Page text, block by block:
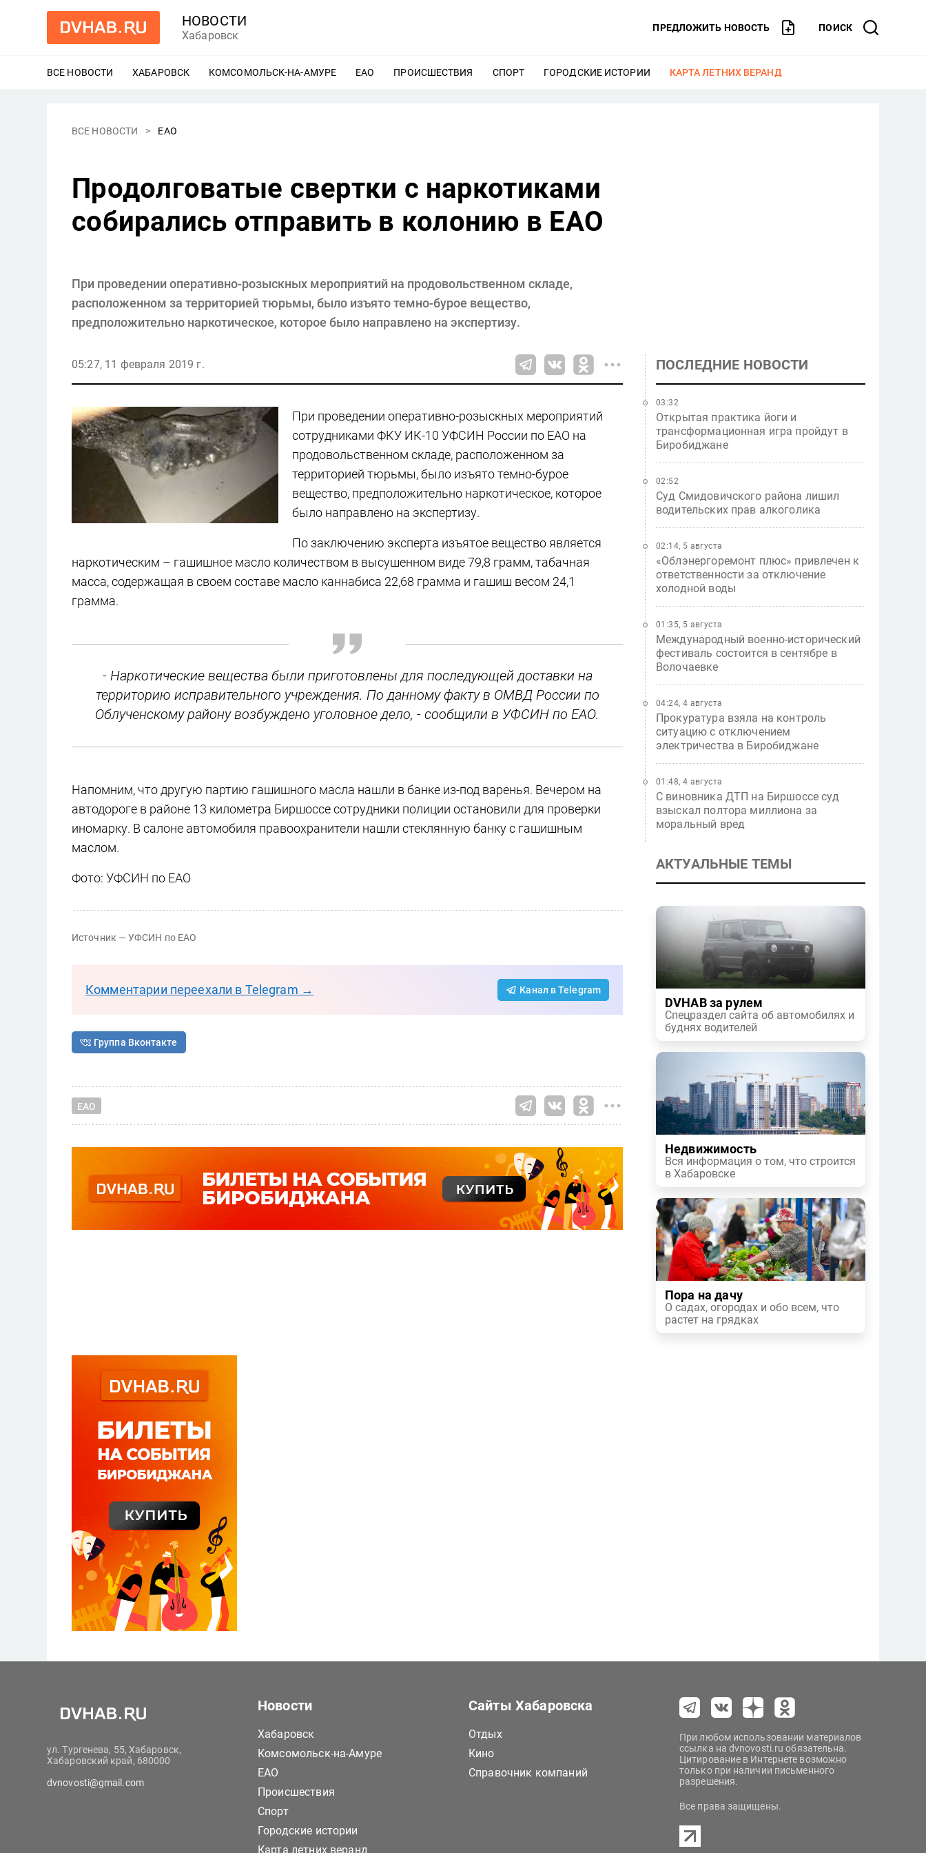
НОВОСТИ
Хабаровск
ПРЕДЛОЖИТЬ НОВОСТЬ ПОИСК
ВСЕ НОВОСТИ ХАБАРОВСК ЕЩЕ
КОМСОМОЛЬСК-НА-АМУРЕ ЕЩЕ
ЕАО ЕЩЕ
ПРОИСШЕСТВИЯ ЕЩЕ
СПОРТ ЕЩЕ
ГОРОДСКИЕ ИСТОРИИ ЕЩЕ
КАРТА ЛЕТНИХ ВЕРАНД
ВСЕ НОВОСТИ ЕАО
Продолговатые свертки с наркотиками
собирались отправить в колонию в ЕАО
При проведении оперативно-розыскных мероприятий на продовольственном складе,
расположенном за территорией тюрьмы, было изъято темно-бурое вещество,
предположительно наркотическое, которое было направлено на экспертизу.
05:27, 11 февраля 2019 г.
При проведении оперативно-розыскных мероприятий
сотрудниками ФКУ ИК-10 УФСИН России по ЕАО на
продовольственном складе, расположенном за
территорией тюрьмы, было изъято темно-бурое
вещество, предположительно наркотическое, которое
было направлено на экспертизу.
По заключению эксперта изъятое вещество является
наркотическим – гашишное масло количеством в высушенном виде 79,8 грамм, табачная
масса, содержащая в своем составе масло каннабиса 22,68 грамма и гашиш весом 24,1
грамма.
- Наркотические вещества были приготовлены для последующей доставки на
территорию исправительного учреждения. По данному факту в ОМВД России по
Облученскому району возбуждено уголовное дело, - сообщили в УФСИН по ЕАО.
Напомним, что другую партию гашишного масла нашли в банке из-под варенья. Вечером на
автодороге в районе 13 километра Биршоссе сотрудники полиции остановили для проверки
иномарку. В салоне автомобиля правоохранители нашли стеклянную банку с гашишным
маслом.
Фото: УФСИН по ЕАО
Источник — УФСИН по ЕАО
Комментарии переехали в Telegram → Канал в Telegram
Группа Вконтакте
ЕАО
ПОСЛЕДНИЕ НОВОСТИ
Открытая практика йоги и
трансформационная игра пройдут в
Биробиджане
03:32
Суд Смидовичского района лишил
водительских прав алкоголика
02:52
«Облэнергоремонт плюс» привлечен к
ответственности за отключение
холодной воды
02:14, 5 августа
Международный военно-исторический
фестиваль состоится в сентябре в
Волочаевке
01:35, 5 августа
Прокуратура взяла на контроль
ситуацию с отключением
электричества в Биробиджане
04:24, 4 августа
С виновника ДТП на Биршоссе суд
взыскал полтора миллиона за
моральный вред
01:48, 4 августа
АКТУАЛЬНЫЕ ТЕМЫ
DVHAB за рулем
Спецраздел сайта об автомобилях и
буднях водителей
Недвижимость
Вся информация о том, что строится
в Хабаровске
Пора на дачу
О садах, огородах и обо всем, что
растет на грядках
ул. Тургенева, 55, Хабаровск,
Хабаровский край, 680000
dvnovosti@gmail.com
Новости
Хабаровск
Комсомольск-на-Амуре
ЕАО
Происшествия
Спорт
Городские истории
Карта летних веранд
Сайты Хабаровска
Отдых
Кино
Справочник компаний
При любом использовании материалов
ссылка на dvnovosti.ru обязательна.
Цитирование в Интернете возможно
только при наличии письменного
разрешения.
Все права защищены.